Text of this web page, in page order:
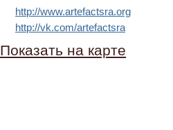
http://www.artefactsra.org
http://vk.com/artefactsra
Показать на карте